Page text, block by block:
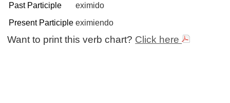
Past Participle
eximido
Present Participle eximiendo
Want to print this verb chart? Click here